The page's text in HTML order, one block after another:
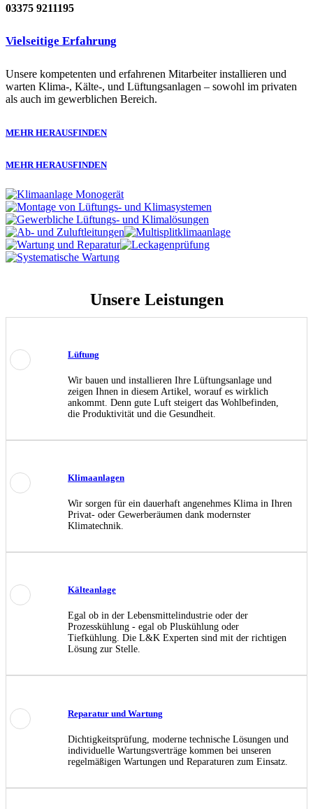
03375 9211195
Vielseitige Erfahrung
Unsere kompetenten und erfahrenen Mitarbeiter installieren und
warten Klima-, Kälte-, und Lüftungsanlagen – sowohl im privaten
als auch im gewerblichen Bereich.
MEHR HERAUSFINDEN
MEHR HERAUSFINDEN
Unsere Leistungen
Lüftung
Wir bauen und installieren Ihre Lüftungsanlage und
zeigen Ihnen in diesem Artikel, worauf es wirklich
ankommt. Denn gute Luft steigert das Wohlbefinden,
die Produktivität und die Gesundheit.
Klimaanlagen
Wir sorgen für ein dauerhaft angenehmes Klima in Ihren
Privat- oder Gewerberäumen dank modernster
Klimatechnik.
Kälteanlage
Egal ob in der Lebensmittelindustrie oder der
Prozesskühlung - egal ob Pluskühlung oder
Tiefkühlung. Die L&K Experten sind mit der richtigen
Lösung zur Stelle.
Reparatur und Wartung
Dichtigkeitsprüfung, moderne technische Lösungen und
individuelle Wartungsverträge kommen bei unseren
regelmäßigen Wartungen und Reparaturen zum Einsatz.